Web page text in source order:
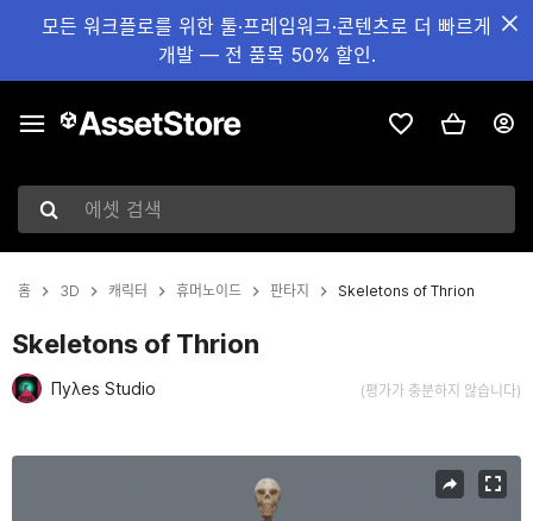
모든 워크플로를 위한 툴·프레임워크·콘텐츠로 더 빠르게
개발 — 전 품목 50% 할인.
에셋 검색
홈 3D 캐릭터 휴머노이드 판타지 Skeletons of Thrion
Skeletons of Thrion
Πyλes Studio (평가가 충분하지 않습니다)